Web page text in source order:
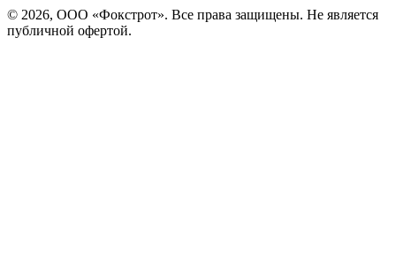
© 2026, ООО «Фокстрот». Все права защищены. Не является
публичной офертой.